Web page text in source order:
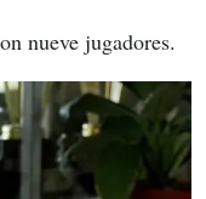
nueve jugadores.